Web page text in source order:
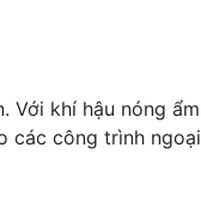
khí hậu nóng
các công trình